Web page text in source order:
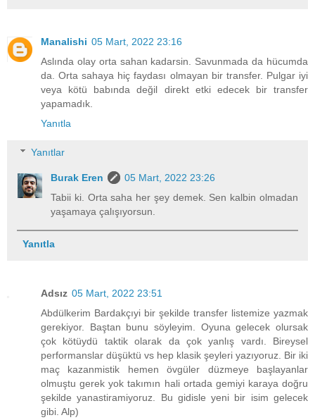
Manalishi 05 Mart, 2022 23:16
Aslında olay orta sahan kadarsin. Savunmada da hücumda
da. Orta sahaya hiç faydası olmayan bir transfer. Pulgar iyi
veya kötü babında değil direkt etki edecek bir transfer
yapamadık.
Yanıtla
Yanıtlar
Burak Eren
05 Mart, 2022 23:26
Tabii ki. Orta saha her şey demek. Sen kalbin olmadan
yaşamaya çalışıyorsun.
Yanıtla
Adsız 05 Mart, 2022 23:51
Abdülkerim Bardakçıyi bir şekilde transfer listemize yazmak
gerekiyor. Baştan bunu söyleyim. Oyuna gelecek olursak
çok kötüydü taktik olarak da çok yanlış vardı. Bireysel
performanslar düşüktü vs hep klasik şeyleri yazıyoruz. Bir iki
maç kazanmistik hemen övgüler düzmeye başlayanlar
olmuştu gerek yok takımın hali ortada gemiyi karaya doğru
şekilde yanastiramiyoruz. Bu gidisle yeni bir isim gelecek
gibi. Alp)